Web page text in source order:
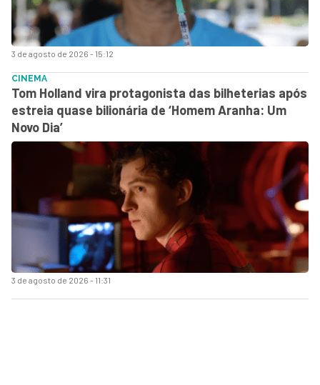
3 de agosto de 2026 - 15:12
3 de agosto de 2026 - 11:31
CINEMA
Tom Holland vira protagonista das bilheterias após
estreia quase bilionária de ‘Homem Aranha: Um
Novo Dia’